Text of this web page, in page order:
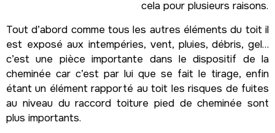
cela pour plusieurs raisons.
Tout d’abord comme tous les autres éléments du toit il
est exposé aux intempéries, vent, pluies, débris, gel…
c’est une pièce importante dans le dispositif de la
cheminée car c’est par lui que se fait le tirage, enfin
étant un élément rapporté au toit les risques de fuites
au niveau du raccord toiture pied de cheminée sont
plus importants.